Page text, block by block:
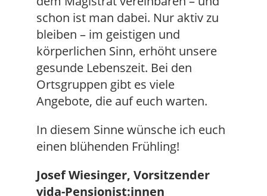
schon ist man dabei. Nur aktiv zu
bleiben – im geistigen und
körperlichen Sinn, erhöht unsere
gesunde Lebenszeit. Bei den
Ortsgruppen gibt es viele
Angebote, die auf euch warten.
In diesem Sinne wünsche ich euch
einen blühenden Frühling!
Josef Wiesinger, Vorsitzender
vida-Pensionist:innen